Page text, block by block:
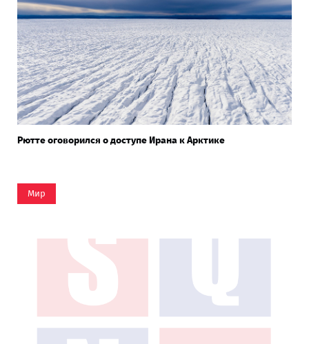
Рютте оговорился о доступе Ирана к Арктике
Мир